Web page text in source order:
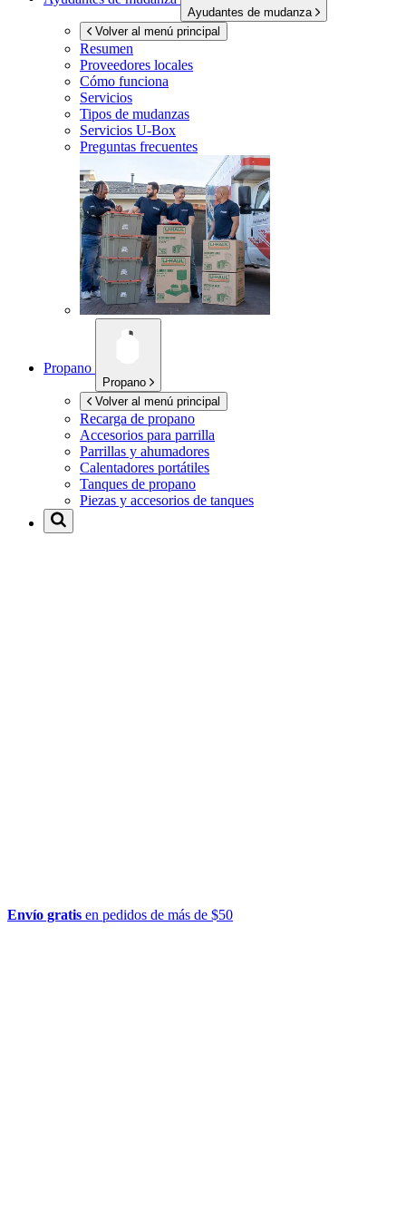
Ayudantes de mudanza
Volver al menú principal
Resumen
Proveedores locales
Cómo funciona
Servicios
Tipos de mudanzas
Servicios U-Box
Preguntas frecuentes
Propano
Propano
Volver al menú principal
Recarga de propano
Accesorios para parrilla
Parrillas y ahumadores
Calentadores portátiles
Tanques de propano
Piezas y accesorios de tanques
Envío gratis en pedidos de más de $50